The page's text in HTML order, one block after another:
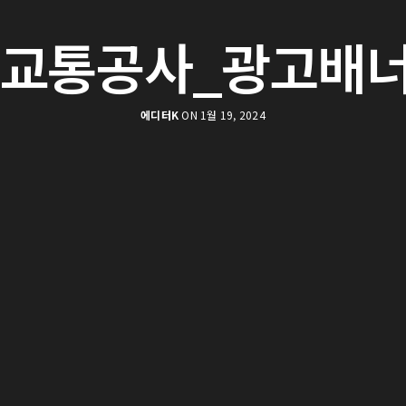
통공사_광고배
에디터KON 1월 19, 2024